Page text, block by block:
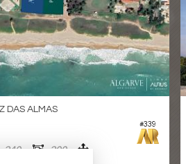
#339
DAS ALMAS
240, 200,